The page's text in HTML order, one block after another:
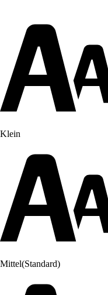
Klein
Mittel(Standard)